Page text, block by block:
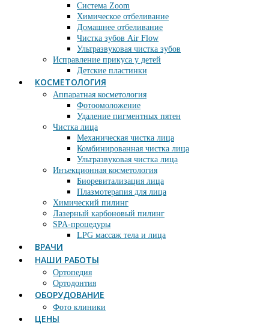
Система Zoom
Химическое отбеливание
Домашнее отбеливание
Чистка зубов Air Flow
Ультразвуковая чистка зубов
Исправление прикуса у детей
Детские пластинки
КОСМЕТОЛОГИЯ
Аппаратная косметология
Фотоомоложение
Удаление пигментных пятен
Чистка лица
Механическая чистка лица
Комбинированная чистка лица
Ультразвуковая чистка лица
Инъекционная косметология
Биоревитализация лица
Плазмотерапия для лица
Химический пилинг
Лазерный карбоновый пилинг
SPA-процедуры
LPG массаж тела и лица
ВРАЧИ
НАШИ РАБОТЫ
Ортопедия
Ортодонтия
ОБОРУДОВАНИЕ
Фото клиники
ЦЕНЫ